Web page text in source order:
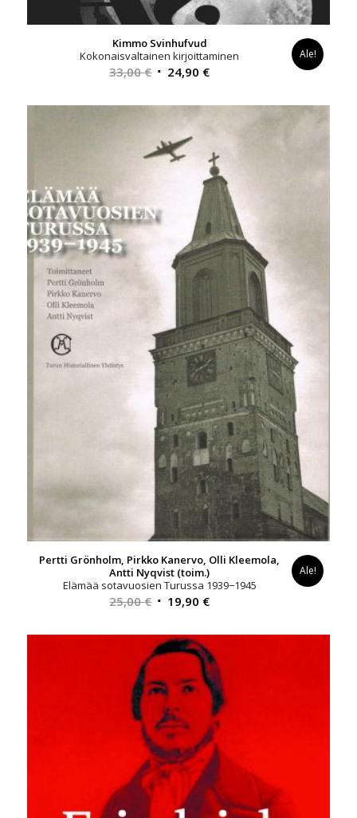
Kimmo Svinhufvud
Kokonaisvaltainen kirjoittaminen
33,00€ Alkuperäinen
oli:
33,00 €.
24,90 €Nykyinen
on:
Ale!
Pertti Grönholm, Pirkko Kanervo, Olli Kleemola,
Antti Nyqvist (toim.)
Elämää sotavuosien Turussa 1939−1945
25,00€ Alkuperäinen
oli:
25,00 €.
19,90 €Nykyinen
on:
19,90 €.
Ale!